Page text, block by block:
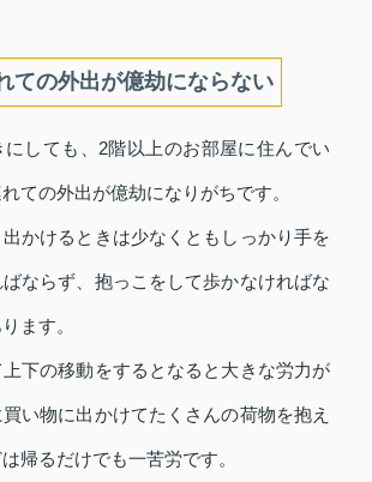
ての外出が億劫にならない
しても、2階以上のお部屋に住んでい
ての外出が億劫になりがちです。
かけるときは少なくともしっかり手を
ならず、抱っこをして歩かなければな
ます。
下の移動をするとなると大きな労力が
い物に出かけてたくさんの荷物を抱え
帰るだけでも一苦労です。